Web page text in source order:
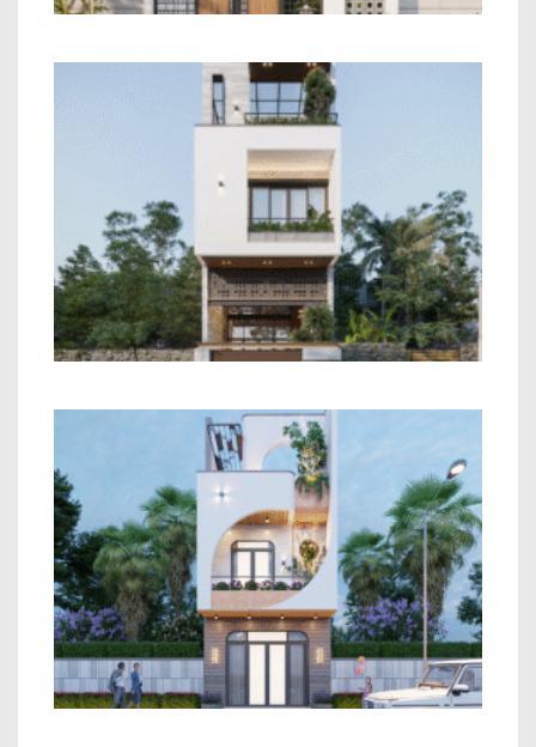
Mẫu Nhà Phố 2 Tầng Hiện Đại
Mẫu Nhà Phố 2 Tầng Phong Cách Hiện